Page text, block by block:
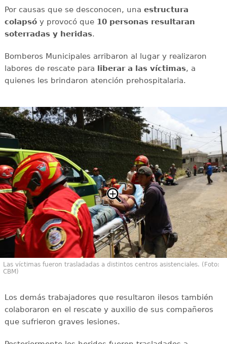
Por causas que se desconocen, una estructura
colapsóy provocó que 10 personas resultaran
soterradas y heridas.
Bomberos Municipales arribaron al lugar y realizaron
labores de rescate para liberar a las víctimas, a
quienes les brindaron atención prehospitalaria.
Las víctimas fueron trasladadas a distintos centros asistenciales. (Foto:
CBM)
Los demás trabajadores que resultaron ilesos también
colaboraron en el rescate y auxilio de sus compañeros
que sufrieron graves lesiones.